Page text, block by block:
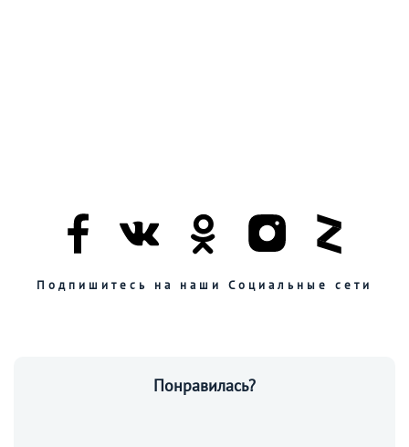
Подпишитесь на наши Социальные сети
Понравилась?